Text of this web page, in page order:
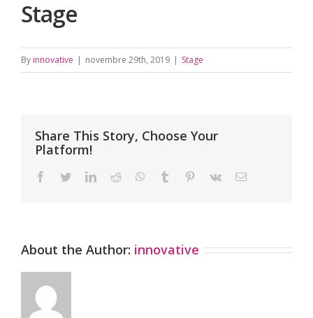
Stage
By innovative | novembre 29th, 2019 | Stage
Share This Story, Choose Your
Platform!
facebooktwitterlinkedinreddit whatsapp
tumblr pinterest
vk Email
About the Author: innovative